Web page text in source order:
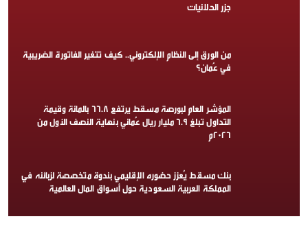
جزر الحلانيات
من الورق إلى النظام الإلكتروني.. كيف تتغير الفاتورة الضريبية
في عُمان؟
المؤشر العام لبورصة مسقط يرتفع 66.8 بالمائة وقيمة
التداول تبلغ 6.9 مليار ريال عُماني بنهاية النصف الأول من
2026م
بنك مسقط يُعزز حضوره الإقليمي بندوة متخصصة لزبائنه في
المملكة العربية السعودية حول أسواق المال العالمية